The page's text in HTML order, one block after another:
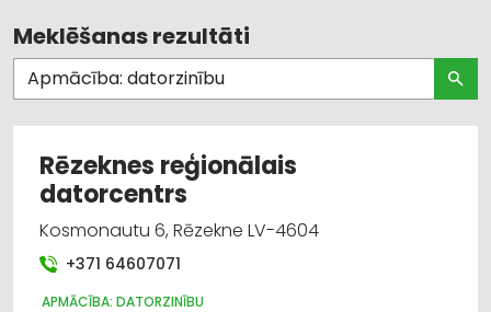
Visas nozares
Apmācība: datorzinību
Meklēšanas rezultāti
Rēzeknes reģionālais
datorcentrs
Kosmonautu 6, Rēzekne LV-4604
+371 64607071
APMĀCĪBA: DATORZINĪBU